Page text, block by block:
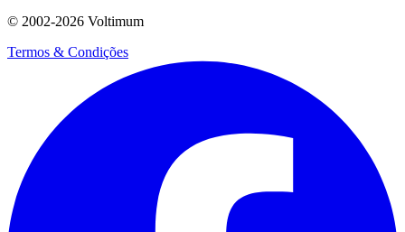
© 2002-2026 Voltimum
Termos & Condições